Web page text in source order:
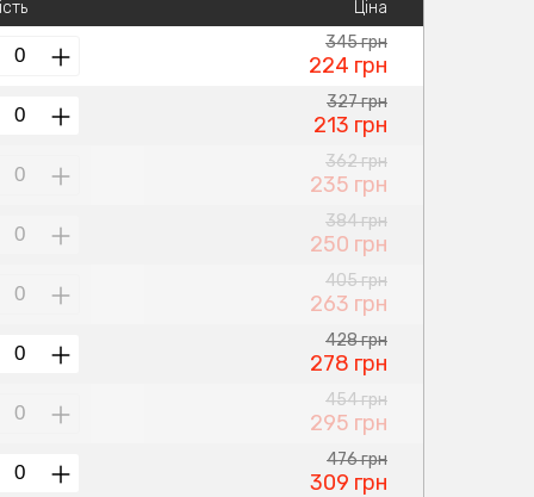
Ціна
345 грн
224 грн
327 грн
213 грн
362 грн
235 грн
384 грн
250 грн
405 грн
263 грн
428 грн
278 грн
454 грн
295 грн
476 грн
309 грн